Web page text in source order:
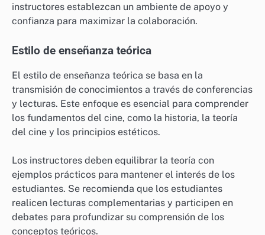
instructores establezcan un ambiente de apoyo y
confianza para maximizar la colaboración.
Estilo de enseñanza teórica
El estilo de enseñanza teórica se basa en la
transmisión de conocimientos a través de conferencias
y lecturas. Este enfoque es esencial para comprender
los fundamentos del cine, como la historia, la teoría
del cine y los principios estéticos.
Los instructores deben equilibrar la teoría con
ejemplos prácticos para mantener el interés de los
estudiantes. Se recomienda que los estudiantes
realicen lecturas complementarias y participen en
debates para profundizar su comprensión de los
conceptos teóricos.